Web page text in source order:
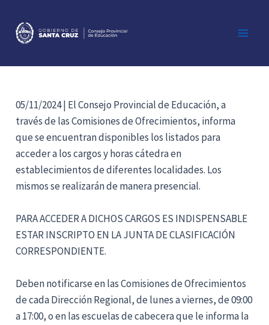
contenido
05/11/2024 | El Consejo Provincial de Educación, a
través de las Comisiones de Ofrecimientos, informa
que se encuentran disponibles los listados para
acceder a los cargos y horas cátedra en
establecimientos de diferentes localidades. Los
mismos se realizarán de manera presencial.
PARA ACCEDER A DICHOS CARGOS ES INDISPENSABLE
ESTAR INSCRIPTO EN LA JUNTA DE CLASIFICACIÓN
CORRESPONDIENTE.
Deben notificarse en las Comisiones de Ofrecimientos
de cada Dirección Regional, de lunes a viernes, de 09:00
a 17:00, o en las escuelas de cabecera que le informa la